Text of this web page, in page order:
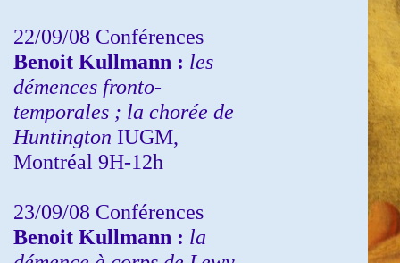
22/09/08 Conférences
Benoit Kullmann : les
démences fronto-
temporales ; la chorée de
Huntington IUGM,
Montréal 9H-12h
23/09/08 Conférences
Benoit Kullmann : la